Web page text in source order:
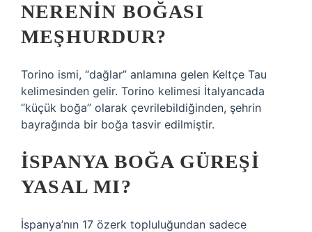
NERENIN BOĞASI
MEŞHURDUR?
Torino ismi, “dağlar” anlamına gelen Keltçe Tau
kelimesinden gelir. Torino kelimesi İtalyancada
“küçük boğa” olarak çevrilebildiğinden, şehrin
bayrağında bir boğa tasvir edilmiştir.
İSPANYA BOĞA GÜREŞI
YASAL MI?
İspanya’nın 17 özerk topluluğundan sadece